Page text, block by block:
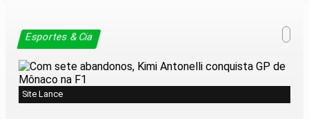
Esportes & Cia
Site Lance